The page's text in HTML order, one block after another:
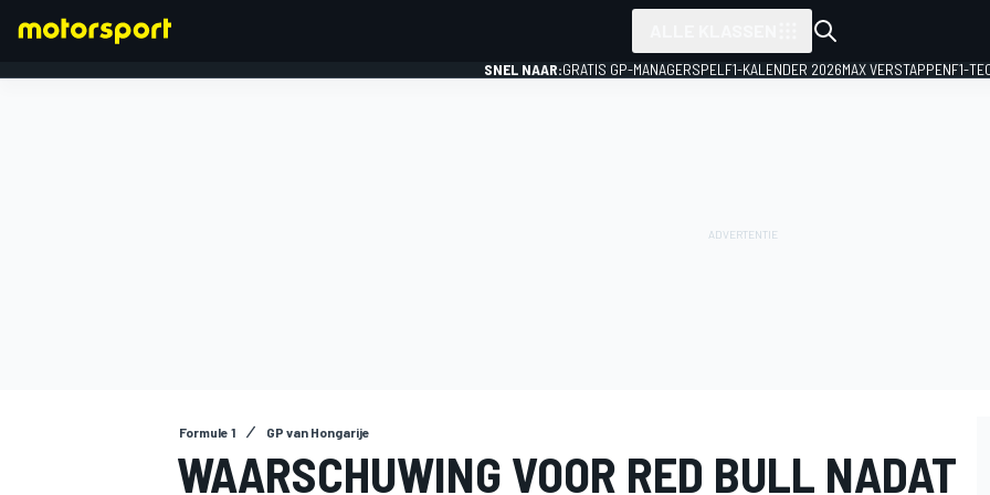
SNEL NAAR:GRATIS GP-MANAGERSPEL F1-KALENDER 2026MAX VERSTAPPENF1-
Formule 1 GP van Hongarije
WAARSCHUWING VOOR RED BULL NADAT